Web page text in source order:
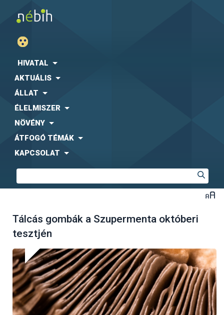
HIVATAL
AKTUÁLIS
ÁLLAT
ÉLELMISZER
NÖVÉNY
ÁTFOGÓ TÉMÁK
KAPCSOLAT
Tálcás gombák a Szupermenta októberi
tesztjén